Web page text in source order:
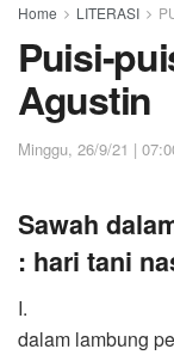
Home LITERASI
Puisi-
Agustin
Minggu, 26/9/21 |
Sawah
: hari tani
I.
dalam lambung